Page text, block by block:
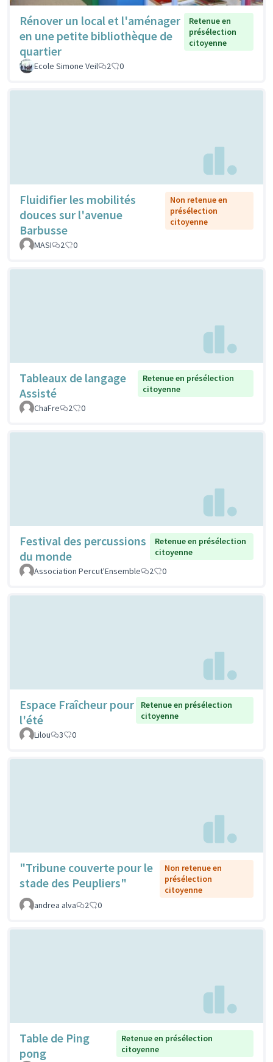
Rénover un local et l'aménager
en une petite bibliothèque de
quartier
Retenue en
présélection
citoyenne
Ecole Simone Veil 2 0
Fluidifier les mobilités
douces sur l'avenue
Barbusse
Non retenue en
présélection
citoyenne
MASI 2 0
Tableaux de langage
Assisté
Retenue en présélection
citoyenne
ChaFre
2 0
Festival des percussions
du monde
Retenue en présélection
citoyenne
Association Percut'Ensemble
2 0
Espace Fraîcheur pour
l'été
Retenue en présélection
citoyenne
Lilou
3 0
"Tribune couverte pour le
stade des Peupliers"
Non retenue en
présélection
citoyenne
andrea alva
2 0
Table de Ping
pong
Retenue en présélection
citoyenne